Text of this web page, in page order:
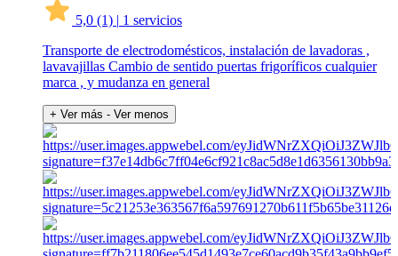
5,0 (1) | 1 servicios
Transporte de electrodomésticos, instalación de lavadoras ,
lavavajillas Cambio de sentido puertas frigoríficos cualquier
marca , y mudanza en general
+ Ver más - Ver menos